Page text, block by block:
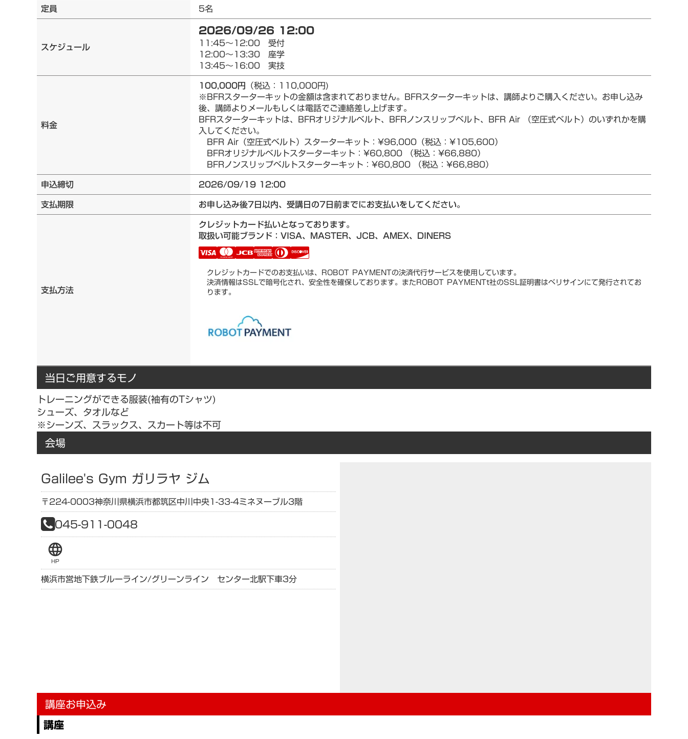
定員 5名
スケジュール
2026/09/26 12:00
11:45～12:00 受付
12:00～13:30 座学
13:45～16:00 実技
料金
100,000円 （税込：110,000円)
※BFRスターターキットの金額は含まれておりません。BFRスターターキットは、講師よりご購入ください。お申し込み
後、講師よりメールもしくは電話でご連絡差し上げます。
BFRスターターキットは、BFRオリジナルベルト、BFRノンスリップベルト、BFR Air （空圧式ベルト）のいずれかを購
入してください。
BFR Air（空圧式ベルト）スターターキット：¥96,000（税込：¥105,600）
BFRオリジナルベルトスターターキット：¥60,800 （税込：¥66,880）
BFRノンスリップベルトスターターキット：¥60,800 （税込：¥66,880）
申込締切
2026/09/19 12:00
支払期限
お申し込み後7日以内、受講日の7日前までにお支払いをしてください。
支払方法
クレジットカード払いとなっております。
取扱い可能ブランド：VISA、MASTER、JCB、AMEX、DINERS
クレジットカードでのお支払いは、ROBOT PAYMENTの決済代行サービスを使用しています。
決済情報はSSLで暗号化され、安全性を確保しております。またROBOT PAYMENTt社のSSL証明書はベリサインにて発行されてお
ります。
当日ご用意するモノ
トレーニングができる服装(袖有のTシャツ)
シューズ、タオルなど
※シーンズ、スラックス、スカート等は不可
会場
Galilee's Gym ガリラヤ ジム
〒224-0003神奈川県横浜市都筑区中川中央1-33-4ミネヌーブル3階
045-911-0048
language
HP
横浜市営地下鉄ブルーライン/グリーンライン センター北駅下車3分
講座お申込み
講座